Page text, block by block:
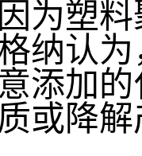
为塑
纳认
添加
或降